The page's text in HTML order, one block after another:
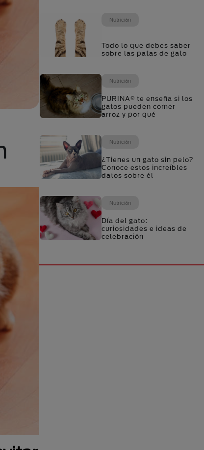
Nutrición
Todo lo que debes saber
sobre las patas de gato
Nutrición
PURINA® te enseña si los
gatos pueden comer
arroz y por qué
Nutrición
¿Tienes un gato sin pelo?
Conoce estos increíbles
datos sobre él
Nutrición
Día del gato:
curiosidades e ideas de
celebración